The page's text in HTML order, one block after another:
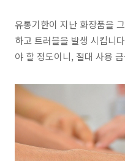
유통기한이 지난 화장품을
하고 트러블을 발생 시킵니
야 할 정도이니, 절대 사용